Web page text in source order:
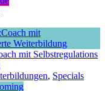
mit Selbstregulations
, Specials